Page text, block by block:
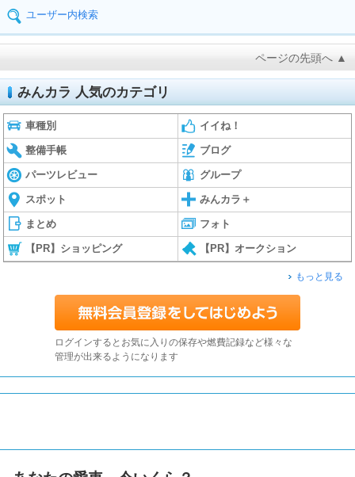
ユーザー内検索
ページの先頭へ ▲
みんカラ 人気のカテゴリ
車種別 イイね！
整備手帳 ブログ
パーツレビュー グループ
スポット みんカラ＋
まとめ フォト
【PR】ショッピング 【PR】オークション
もっと見る
ログインするとお気に入りの保存や燃費記録など様々な
管理が出来るようになります